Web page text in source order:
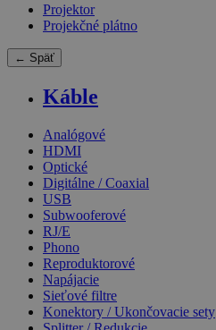
Projektor
Projekčné plátno
← Späť
Káble
Analógové
HDMI
Optické
Digitálne / Coaxial
USB
Subwooferové
RJ/E
Phono
Reproduktorové
Napájacie
Sieťové filtre
Konektory / Ukončovacie sety